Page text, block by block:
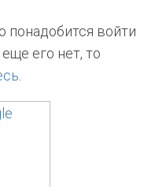
понадобится войти
его нет, то